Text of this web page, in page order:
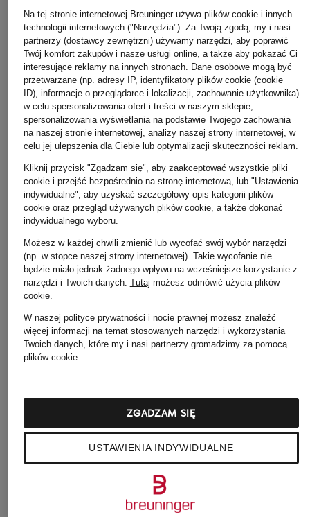
Woda perfumowana
od 755 zł
(25 166,67 zł / 1 l)
BACCARAT ROUGE 540
Woda perfumowana
od 790 zł
(22 571,43 zł / 1 l)
Eau de
710 zł
(7 100,00 zł /
Bransoletki i bangle
TIFFANY & Co.
Jeansy CAMBIO
Kubki termiczne YETI
Kurtki CANADA GOOSE
Kurtki MONCLER damskie
Kurtki MONCLER męskie
Pierścionki TIFFANY & Co.
Płaszcze puchowe Marc
Sneakersy GUCCI
damskie
Spodnie MARC CAIN
Sukienki COS
Sukienki Joseph Ribkoff
Sukienki MARC CAIN
Sukienki RIANI
Na tej stronie internetowej Breuninger używa plików cookie i innych
technologii internetowych ("Narzędzia"). Za Twoją zgodą, my i nasi
partnerzy (dostawcy zewnętrzni) używamy narzędzi, aby poprawić
Twój komfort zakupów i nasze usługi online, a także aby pokazać Ci
interesujące reklamy na innych stronach. Dane osobowe mogą być
przetwarzane (np. adresy IP, identyfikatory plików cookie (cookie
ID), informacje o przeglądarce i lokalizacji, zachowanie użytkownika)
w celu spersonalizowania ofert i treści w naszym sklepie,
spersonalizowania wyświetlania na podstawie Twojego zachowania
na naszej stronie internetowej, analizy naszej strony internetowej, w
celu jej ulepszenia dla Ciebie lub optymalizacji skuteczności reklam.
Kliknij przycisk "Zgadzam się", aby zaakceptować wszystkie pliki
cookie i przejść bezpośrednio na stronę internetową, lub "Ustawienia
indywidualne", aby uzyskać szczegółowy opis kategorii plików
cookie oraz przegląd używanych plików cookie, a także dokonać
indywidualnego wyboru.
Możesz w każdej chwili zmienić lub wycofać swój wybór narzędzi
(np. w stopce naszej strony internetowej). Takie wycofanie nie
będzie miało jednak żadnego wpływu na wcześniejsze korzystanie z
narzędzi i Twoich danych. Tutaj możesz odmówić użycia plików
cookie.
W naszej polityce prywatności i nocie prawnej możesz znaleźć
więcej informacji na temat stosowanych narzędzi i wykorzystania
Twoich danych, które my i nasi partnerzy gromadzimy za pomocą
plików cookie.
USTAWIENIA INDYWIDUALNE
ZGADZAM SIĘ